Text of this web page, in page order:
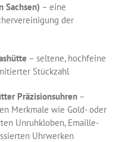
Sachsen) – eine
der
– seltene, hochfeine
Stückzahl
Präzisionsuhren–
Merkmale wie Gold- oder
Unruhkloben, Emaille-
Uhrwerken